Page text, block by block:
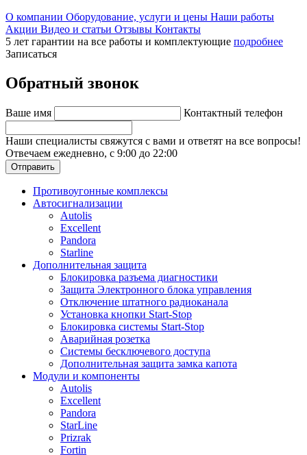
О компании Оборудование, услуги и цены Наши работы
Акции Видео и статьи Отзывы Контакты
5 лет гарантии на все работы и комплектующие подробнее
Записаться
Обратный звонок
Ваше имя Контактный телефон
Наши специалисты свяжутся с вами и ответят на все вопросы!
Отвечаем ежедневно, с 9:00 до 22:00
Отправить
Противоугонные комплексы
Автосигнализации
Autolis
Excellent
Pandora
Starline
Дополнительная защита
Блокировка разъема диагностики
Защита Электронного блока управления
Отключение штатного радиоканала
Установка кнопки Start-Stop
Блокировка системы Start-Stop
Аварийная розетка
Системы бесключевого доступа
Дополнительная защита замка капота
Модули и компоненты
Autolis
Excellent
Pandora
StarLine
Prizrak
Fortin